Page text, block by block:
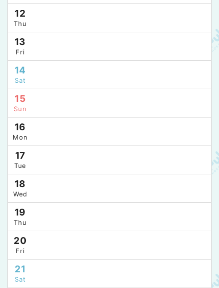
12
Thu
13
Fri
14
Sat
15
Sun
16
Mon
17
Tue
18
Wed
19
Thu
20
Fri
21
Sat